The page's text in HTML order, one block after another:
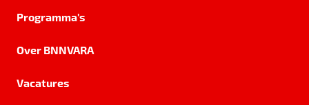
Programma's
Over BNNVARA
Vacatures